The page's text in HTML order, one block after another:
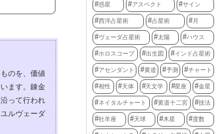
のを、価値
ます。錬金
って行われ
ルヴェーダ
惑星 アスペクト サイン
西洋占星術 占星術 月
ヴェーダ占星術 太陽 ハウス
ホロスコープ 出生図 インド占星術
アセンダント 黄道 予測 チャート
相性 天体 天文学 星座 金星
ネイタルチャート 黄道十二宮 技法
牡羊座 天球 木星 度数